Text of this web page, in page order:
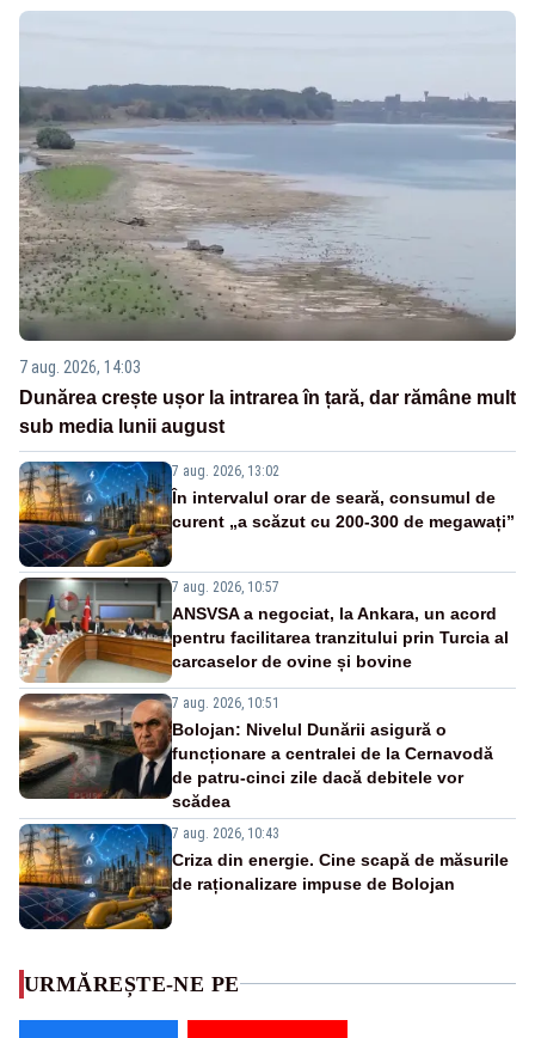
7 aug. 2026, 14:03
Dunărea crește ușor la intrarea în țară, dar rămâne mult
sub media lunii august
7 aug. 2026, 13:02
În intervalul orar de seară, consumul de
curent „a scăzut cu 200-300 de megawați”
7 aug. 2026, 10:57
ANSVSA a negociat, la Ankara, un acord
pentru facilitarea tranzitului prin Turcia al
carcaselor de ovine și bovine
7 aug. 2026, 10:51
Bolojan: Nivelul Dunării asigură o
funcționare a centralei de la Cernavodă
de patru-cinci zile dacă debitele vor
scădea
7 aug. 2026, 10:43
Criza din energie. Cine scapă de măsurile
de raționalizare impuse de Bolojan
URMĂREȘTE-NE PE